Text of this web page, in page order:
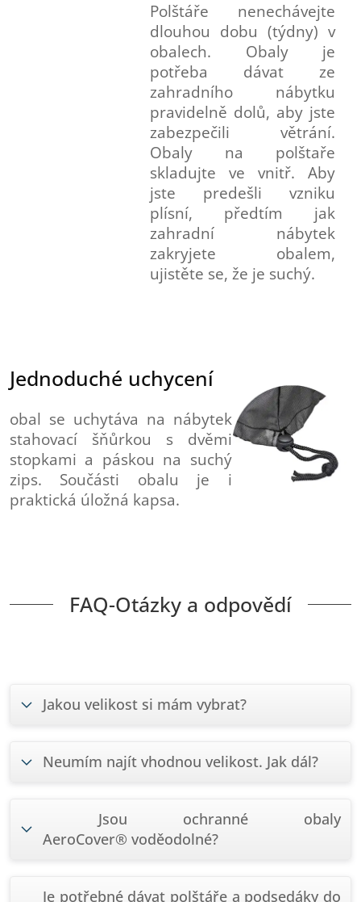
Polštáře nenechávejte
dlouhou dobu (týdny) v
obalech. Obaly je
potřeba dávat ze
zahradního nábytku
pravidelně dolů, aby jste
zabezpečili větrání.
Obaly na polštaře
skladujte ve vnitř. Aby
jste predešli vzniku
plísní, předtím jak
zahradní nábytek
zakryjete obalem,
ujistěte se, že je suchý.
Jednoduché uchycení
obal se uchytáva na nábytek
stahovací šňůrkou s dvěmi
stopkami a páskou na suchý
zips. Součásti obalu je i
praktická úložná kapsa.
FAQ-Otázky a odpovědí
Jakou velikost si mám vybrat?
Neumím najít vhodnou velikost. Jak dál?
Jsou ochranné obaly
AeroCover® voděodolné?
Je potřebné dávat polštáře a podsedáky do